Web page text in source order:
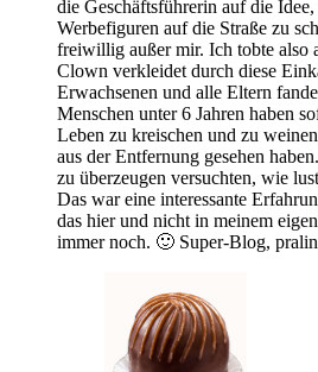
die Geschäftsführerin auf die
Werbefiguren auf die Straße zu
freiwillig außer mir. Ich tobte also
Clown verkleidet durch diese
Erwachsenen und alle Eltern
Menschen unter 6 Jahren haben
Leben zu kreischen und zu
aus der Entfernung gesehen
zu überzeugen versuchten, wie
Das war eine interessante
das hier und nicht in meinem
immer noch. 🙂 Super-Blog,